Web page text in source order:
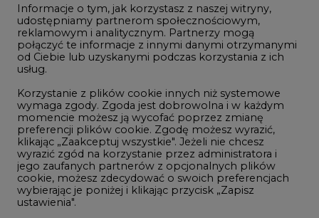
Gospodarka
Geopolityka
LTE450
Innowacje i AI
Telekomunikacja i IT
Handel emisjami CO2
Wodór
Górnictwo
Informacje o tym, jak korzystasz z naszej witryny,
udostępniamy partnerom społecznościowym,
reklamowym i analitycznym. Partnerzy mogą
połączyć te informacje z innymi danymi otrzymanymi
od Ciebie lub uzyskanymi podczas korzystania z ich
usług.
Korzystanie z plików cookie innych niż systemowe
wymaga zgody. Zgoda jest dobrowolna i w każdym
momencie możesz ją wycofać poprzez zmianę
preferencji plików cookie. Zgodę możesz wyrazić,
klikając „Zaakceptuj wszystkie". Jeżeli nie chcesz
wyrazić zgód na korzystanie przez administratora i
jego zaufanych partnerów z opcjonalnych plików
cookie, możesz zdecydować o swoich preferencjach
wybierając je poniżej i klikając przycisk „Zapisz
ustawienia".